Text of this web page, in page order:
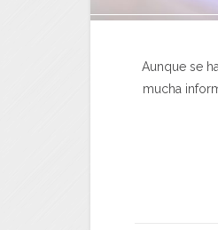
Aunque se
mucha